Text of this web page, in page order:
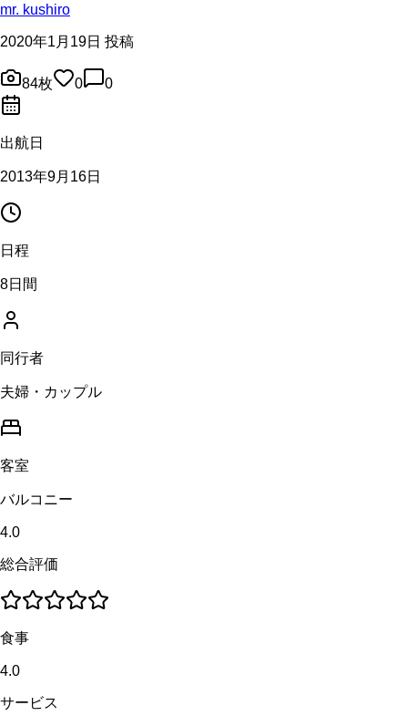
mr. kushiro
2020年1月19日 投稿
84枚 0 0
出航日
2013年9月16日
日程
8日間
同行者
夫婦・カップル
客室
バルコニー
4.0
総合評価
食事
4.0
サービス